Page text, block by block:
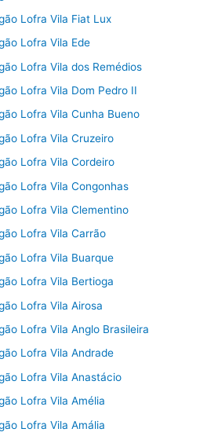
Lofra Vila Fiat Lux
Lofra Vila Ede
Lofra Vila dos Remédios
Lofra Vila Dom Pedro II
Lofra Vila Cunha Bueno
Lofra Vila Cruzeiro
Lofra Vila Cordeiro
Lofra Vila Congonhas
Lofra Vila Clementino
Lofra Vila Carrão
Lofra Vila Buarque
Lofra Vila Bertioga
Lofra Vila Airosa
Lofra Vila Anglo Brasileira
Lofra Vila Andrade
Lofra Vila Anastácio
Lofra Vila Amélia
Lofra Vila Amália